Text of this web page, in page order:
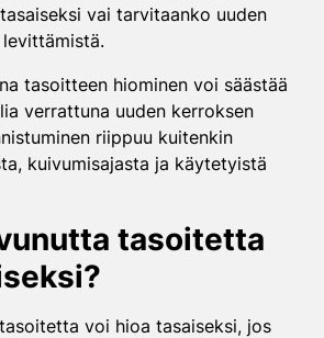
vai tarvitaanko uuden
tasoitteen hiominen voi säästää
verrattuna uuden kerroksen
riippuu kuitenkin
kuivumisajasta ja käytetyistä
tasoitetta
voi hioa tasaiseksi, jos